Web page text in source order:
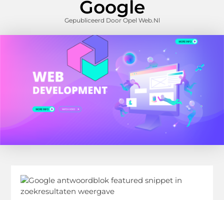
Google
Gepubliceerd Door Opel Web.nl